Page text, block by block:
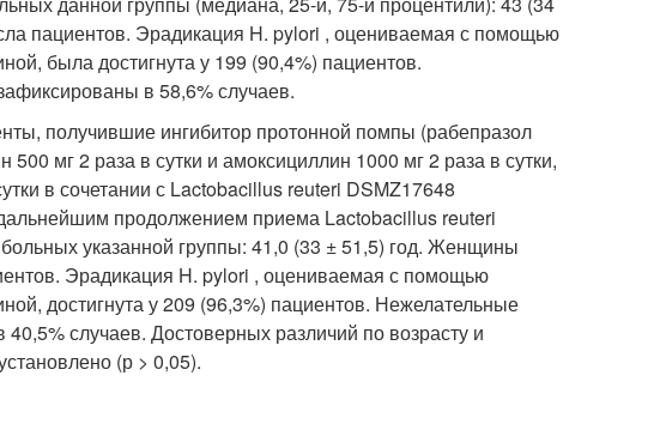
пациентов. Эрадикация H. pylori , оцениваемая с помощью
была достигнута у 199 (90,4%) пациентов.
в 58,6% случаев.
получившие ингибитор протонной помпы (рабепразол
мг 2 раза в сутки и амоксициллин 1000 мг 2 раза в сутки,
в сочетании с Lactobacillus reuteri DSMZ17648
продолжением приема Lactobacillus reuteri
указанной группы: 41,0 (33 ± 51,5) год. Женщины
Эрадикация H. pylori , оцениваемая с помощью
достигнута у 209 (96,3%) пациентов. Нежелательные
случаев. Достоверных различий по возрасту и
(р > 0,05).